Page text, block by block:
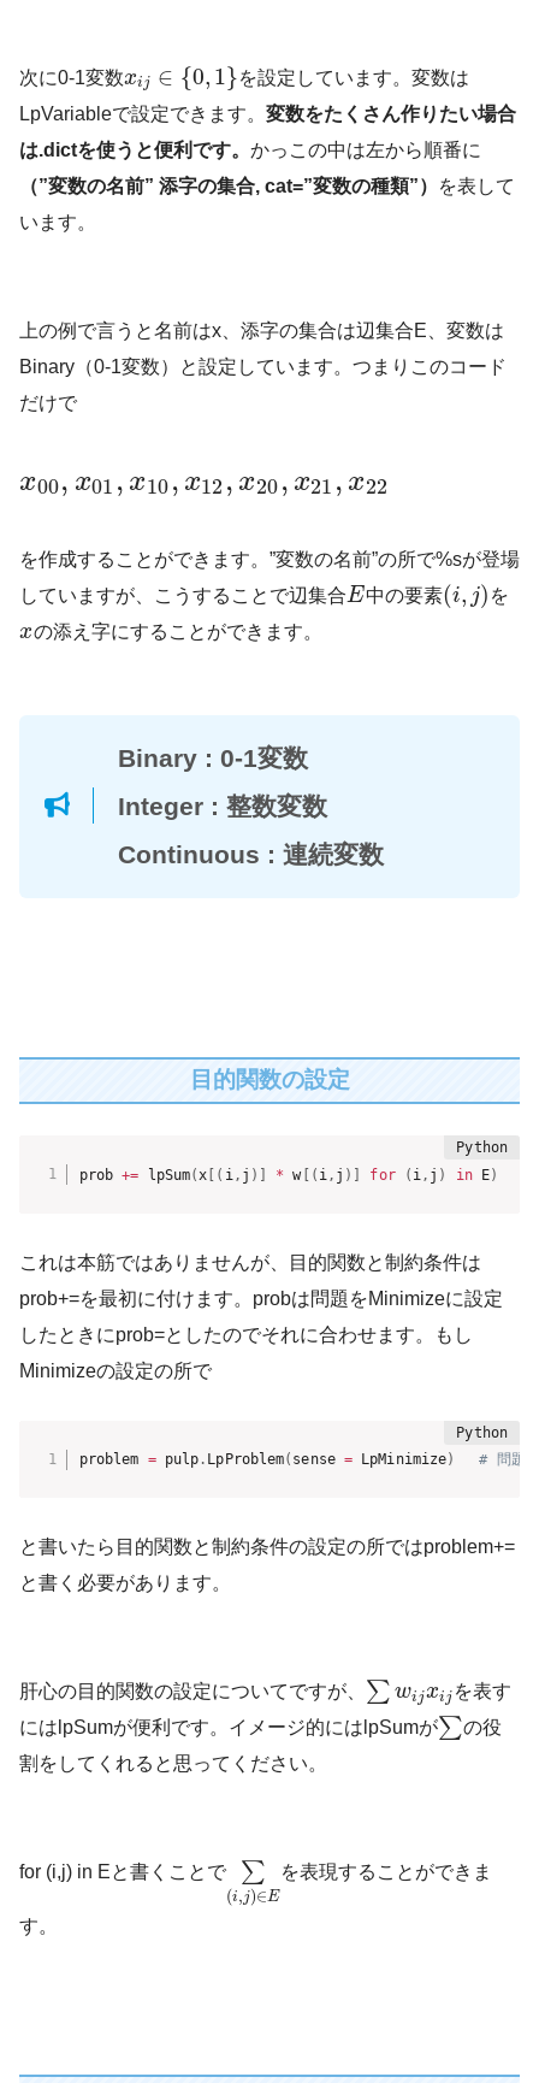
次に0-1変数xij ∈ {0, 1 }を設定しています。変数は
LpVariableで設定できます。 変数をたくさん作りたい場合
は.dictを使うと便利です。 かっこの中は左から順番に
（”変数の名前” 添字の集合, cat=”変数の種類”）
を表して
います。
上の例で言うと名前はx、添字の集合は辺集合E、変数は
Binary（0-1変数）と設定しています。つまりこのコード
だけで
x00, x01 , x10 , x12 , x20, x21 , x22
を作成することができます。”変数の名前”の所で%sが登場
していますが、こうすることで辺集合E中の要素(i, j) を
xの添え字にすることができます。
Binary : 0-1変数
Integer : 整数変数
Continuous : 連続変数
目的関数の設定
prob += lpSum(x [ ( i, j ) ] * w[ ( i, j ) ] for ( i, j ) in E)
これは本筋ではありませんが、目的関数と制約条件は
prob+=を最初に付けます。probは問題をMinimizeに設定
したときにprob=としたのでそれに合わせます。もし
Minimizeの設定の所で
problem = pulp . LpProblem( sense = LpMinimize) # 問題
と書いたら目的関数と制約条件の設定の所ではproblem+=
と書く必要があります。
肝心の目的関数の設定についてですが、 ∑ wijxij を表す
にはlpSumが便利です。イメージ的にはlpSumが∑の役
割をしてくれると思ってください。
for (i,j) in Eと書くことで ∑
(i,j)∈ E
を表現することができま
す。